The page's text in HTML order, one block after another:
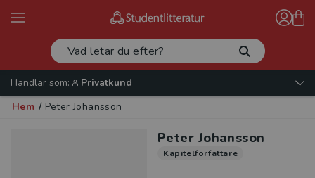
Handlar som:
Privatkund
Hem / Peter Johansson
Peter Johansson
Kapitelförfattare